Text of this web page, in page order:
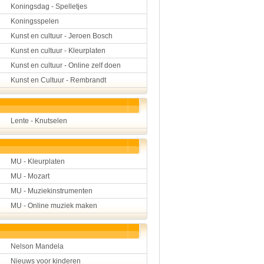
Koningsdag - Spelletjes
Koningsspelen
Kunst en cultuur - Jeroen Bosch
Kunst en cultuur - Kleurplaten
Kunst en cultuur - Online zelf doen
Kunst en Cultuur - Rembrandt
Lente - Knutselen
MU - Kleurplaten
MU - Mozart
MU - Muziekinstrumenten
MU - Online muziek maken
Nelson Mandela
Nieuws voor kinderen